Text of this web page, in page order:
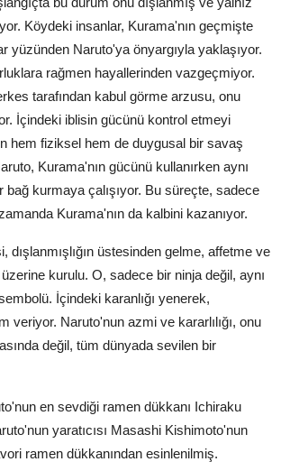
Köydeki insanlar, Kurama'nın geçmişte
yüzünden Naruto'ya önyargıyla yaklaşıyor.
rağmen hayallerinden vazgeçmiyor.
tarafından kabul görme arzusu, onu
İçindeki iblisin gücünü kontrol etmeyi
hem fiziksel hem de duygusal bir savaş
Kurama'nın gücünü kullanırken aynı
bağ kurmaya çalışıyor. Bu süreçte, sadece
Kurama'nın da kalbini kazanıyor.
dışlanmışlığın üstesinden gelme, affetme ve
kurulu. O, sadece bir ninja değil, aynı
İçindeki karanlığı yenerek,
veriyor. Naruto'nun azmi ve kararlılığı, onu
değil, tüm dünyada sevilen bir
en sevdiği ramen dükkanı Ichiraku
yaratıcısı Masashi Kishimoto'nun
ramen dükkanından esinlenilmiş.